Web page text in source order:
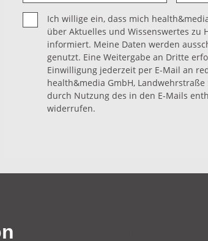
Ich willige ein, dass mich
über Aktuelles und Wissenswertes zu
informiert. Meine Daten werden
genutzt. Eine Weitergabe an Dritte
Einwilligung jederzeit per E-Mail an
health&media GmbH,
durch Nutzung des in den E-Mails
widerrufen.